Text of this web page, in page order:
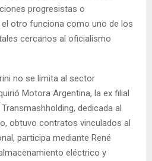
progresistas o
otro funciona como uno de los
cercanos al oficialismo
no se limita al sector
Motora Argentina, la ex filial
dedicada al
obtuvo contratos vinculados al
participa mediante René
eléctrico y